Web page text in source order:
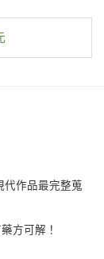
代作品最完整蒐
方可解！